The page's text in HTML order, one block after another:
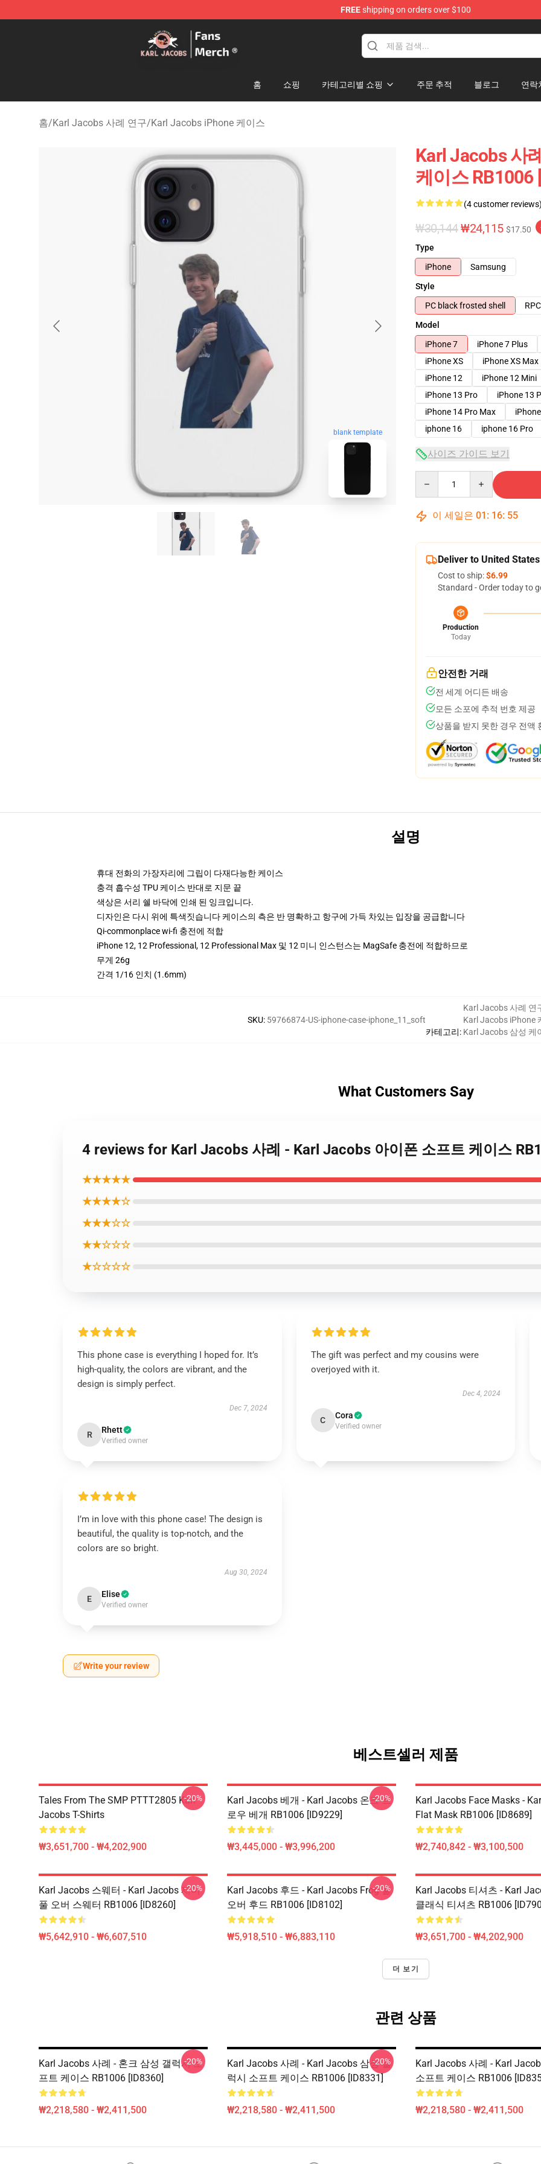
FREEshipping on orders over $100
Karl Jacobs Store - Official Karl Jacobs Merchandise Shop
홈 쇼핑 카테고리별 쇼핑 주문 추적 블로그 연락
홈/Karl Jacobs 사례 연구/Karl Jacobs iPhone 케이스
blank template
Karl Jacobs 사
케이스 RB1006
(4 customer reviews)
₩30,144₩24,115 $17.50
Type
iPhone
Samsung
Style
PC black frosted shell
Model
iPhone 7
iPhone 7 Plus
iPhone XS
iPhone XS Max
iPhone 12
iPhone 12 Mini
iPhone 13 Pro
iPhone 13
iPhone 14 Pro Max
iphone 16
iphone 16 Pro
사이즈 가이드 보기
이 세일은 01 : 16: 54
Deliver to United States
Cost to ship:$6.99
Standard - Order today to
Production
Today
안전한 거래
전 세계 어디든 배송
모든 소포에 추적 번호 제공
상품을 받지 못한 경우 전액
설명
휴대 전화의 가장자리에 그립이 다재다능한 케이스
충격 흡수성 TPU 케이스 반대로 지문 끝
색상은 서리 쉘 바닥에 인쇄 된 잉크입니다.
디자인은 다시 위에 특색짓습니다 케이스의 측은 반 명확하고 항구에 가득 차있는 입장을 공급합니다
Qi-commonplace wi-fi 충전에 적합
iPhone 12, 12 Professional, 12 Professional Max 및 12 미니 인스턴스는 MagSafe 충전에 적합하므로
무게 26g
간격 1/16 인치 (1.6mm)
SKU: 59766874-US-iphone-case-iphone_11_soft
카테고리:
Karl Jacobs 사례 연
Karl Jacobs iPhone
Karl Jacobs 삼성 케
What Customers Say
4 reviews for Karl Jacobs 사례 - Karl Jacobs 아이폰 소프트 케이스
★★★★★
★★★★☆
★★★☆☆
★★☆☆☆
★☆☆☆☆
This phone case is everything I hoped for. It’s
high-quality, the colors are vibrant, and the
design is simply perfect.
Dec 7, 2024
R Rhett
Verified owner
The gift was perfect and my cousins were
overjoyed with it.
Dec 4, 2024
C Cora
Verified owner
I’m in love with this phone case! The design is
beautiful, the quality is top-notch, and the
colors are so bright.
Aug 30, 2024
E Elise
Verified owner
Write your review
베스트셀러 제품
Tales From The SMP PTTT2805 Karl
Jacobs T-Shirts
₩3,651,700 - ₩4,202,900
-20%
Karl Jacobs 베개 - Karl Jacobs 온크 트
로우 베개 RB1006 [ID9229]
₩3,445,000 - ₩3,996,200
-20%
Karl Jacobs Face Masks -
Flat Mask RB1006 [ID8689]
₩2,740,842 - ₩3,100,500
Karl Jacobs 스웨터 - Karl Jacobs 재미
풀 오버 스웨터 RB1006 [ID8260]
₩5,642,910 - ₩6,607,510
-20%
Karl Jacobs 후드 - Karl Jacobs Frog 풀
오버 후드 RB1006 [ID8102]
₩5,918,510 - ₩6,883,110
-20%
Karl Jacobs 티셔츠 - Karl
클래식 티셔츠 RB1006
₩3,651,700 - ₩4,202,900
더 보기
관련 상품
Karl Jacobs 사례 - 혼크 삼성 갤럭시 소
프트 케이스 RB1006 [ID8360]
₩2,218,580 - ₩2,411,500
-20%
Karl Jacobs 사례 - Karl Jacobs 삼성 갤
럭시 소프트 케이스 RB1006 [ID8331]
₩2,218,580 - ₩2,411,500
-20%
Karl Jacobs 사례 - Karl
소프트 케이스 RB1006
₩2,218,580 - ₩2,411,500